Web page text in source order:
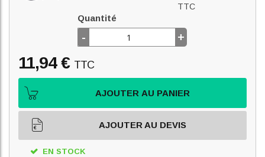
TTC
Quantité
- +
11,94 € TTC
AJOUTER AU PANIER
AJOUTER AU DEVIS
EN STOCK